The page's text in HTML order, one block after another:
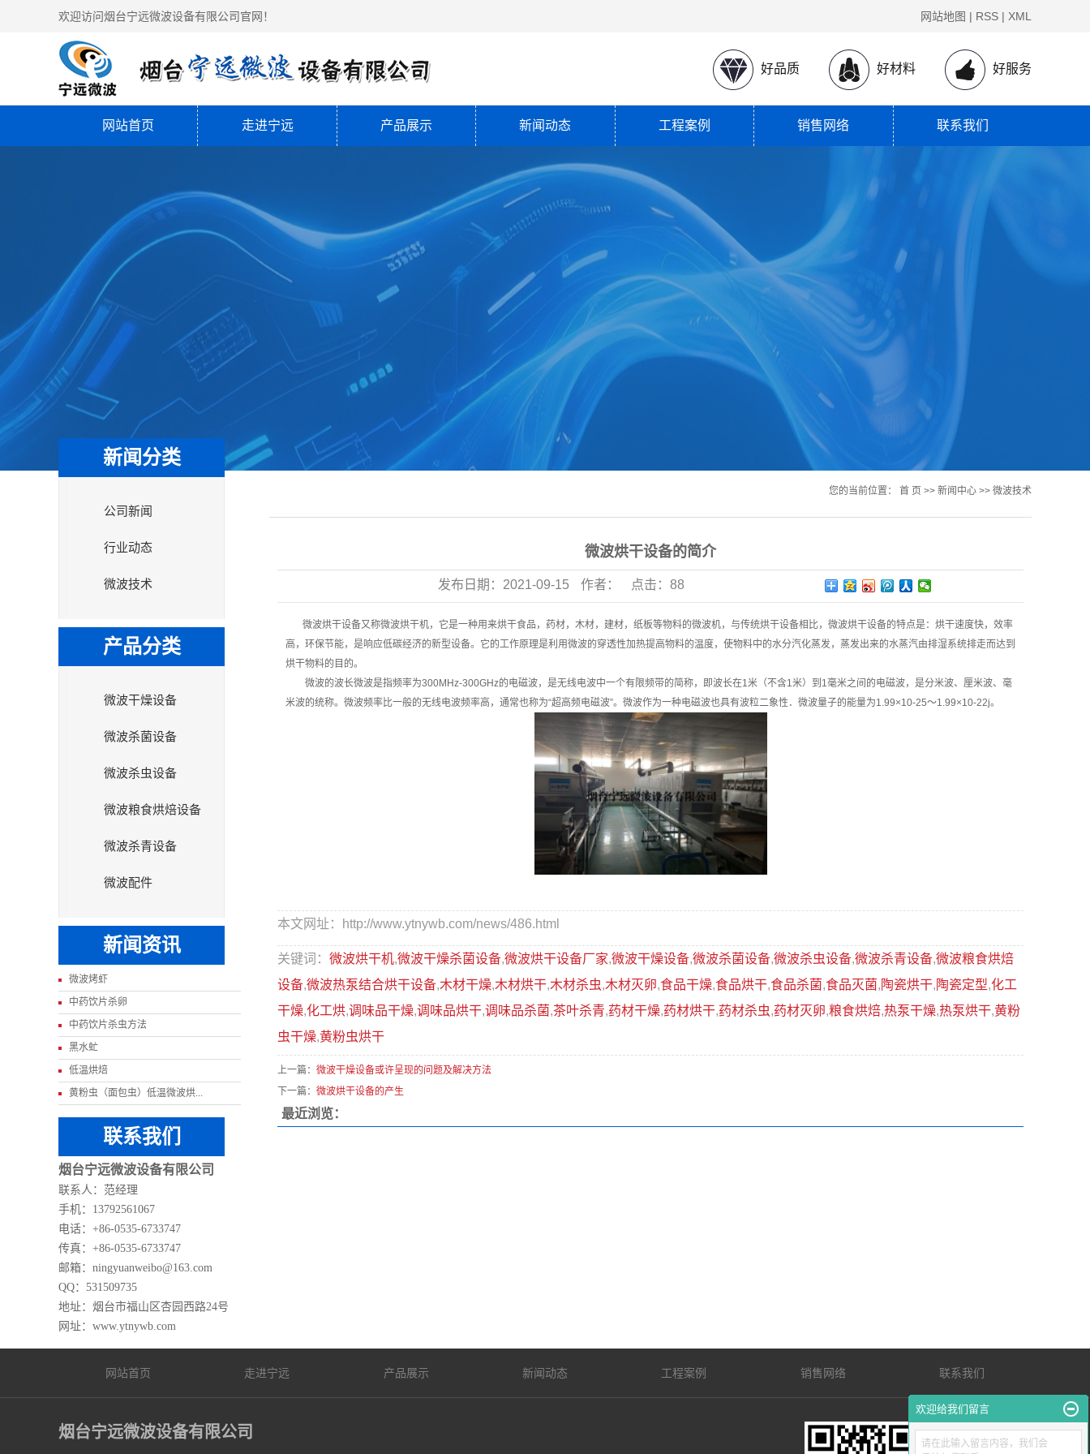
欢迎访问烟台宁远微波设备有限公司官网！ 网站地图 | RSS | XML
好品质 好材料 好服务
网站首页 走进宁远 产品展示 新闻动态 工程案例 销售网络 联系我们
新闻分类
公司新闻
行业动态
微波技术
产品分类
微波干燥设备
微波杀菌设备
微波杀虫设备
微波粮食烘焙设备
微波杀青设备
微波配件
新闻资讯
微波烤虾
中药饮片杀卵
中药饮片杀虫方法
黑水虻
低温烘焙
黄粉虫（面包虫）低温微波烘...
联系我们
烟台宁远微波设备有限公司
联系人：范经理
手机：13792561067
电话：+86-0535-6733747
传真：+86-0535-6733747
邮箱：ningyuanweibo@163.com
QQ：531509735
地址： 烟台市福山区杏园西路24号
网址：www.ytnywb.com
您的当前位置： 首 页 >> 新闻中心 >> 微波技术
微波烘干设备的简介
发布日期： 2021-09-15 作者： 点击： 88
微波烘干设备又称微波烘干机，它是一种用来烘干食品，药材，木材，建材，纸板等物料的微波机，与传统烘干设备相比， 微波烘干设备的特点是：烘干速度快，效率
高，环保节能，是响应低碳经济的新型设备。它的工作原理是利用微波的穿透性加热提高物料的温度，使物料中的水分汽化蒸发，蒸发出来的水蒸汽由排湿系统排走而达到
烘干物料的目的。
微波的波长微波是指频率为300MHz-300GHz的电磁波，是无线电波中一个有限频带的简称，即波长在1米（不含1米）到1毫米之间的电磁波，是分米波、厘米波、毫
米波的统称。微波频率比一般的无线电波频率高，通常也称为“超高频电磁波”。微波作为一种电磁波也具有波粒二象性．微波量子的能量为1.99×10-25～1.99×10-22j。
本文网址：http://www.ytnywb.com/news/486.html
关键词： 微波烘干机,微波干燥杀菌设备,微波烘干设备厂家,微波干燥设备,微波杀菌设备,微波杀虫设备,微波杀青设备,微波粮食烘焙
设备,微波热泵结合烘干设备,木材干燥,木材烘干,木材杀虫,木材灭卵,食品干燥,食品烘干,食品杀菌,食品灭菌,陶瓷烘干,陶瓷定型,化工
干燥,化工烘,调味品干燥,调味品烘干,调味品杀菌,茶叶杀青,药材干燥,药材烘干,药材杀虫,药材灭卵,粮食烘焙,热泵干燥,热泵烘干,黄粉
虫干燥,黄粉虫烘干
上一篇： 微波干燥设备或许呈现的问题及解决方法
下一篇： 微波烘干设备的产生
最近浏览：
网站首页 走进宁远 产品展示 新闻动态 工程案例 销售网络 联系我们
烟台宁远微波设备有限公司
欢迎给我们留言
请在此输入留言内容，我们会